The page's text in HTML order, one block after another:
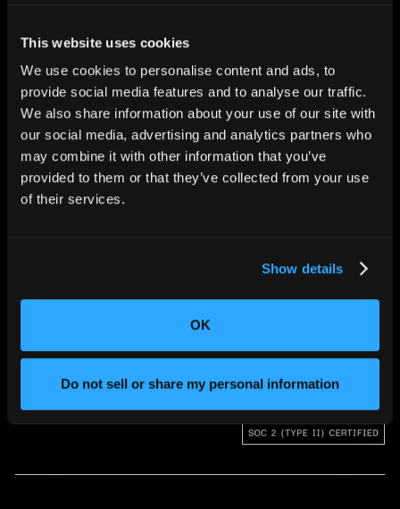
This website uses cookies
We use cookies to personalise content and ads, to
provide social media features and to analyse our traffic.
We also share information about your use of our site with
our social media, advertising and analytics partners who
may combine it with other information that you’ve
provided to them or that they’ve collected from your use
of their services.
Show details
OK
Do not sell or share my personal information